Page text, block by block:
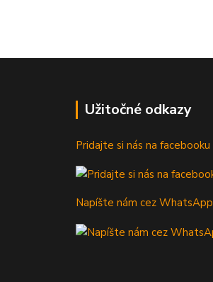
Užitočné odkazy
Pridajte si nás na facebooku
Napíšte nám cez WhatsApp